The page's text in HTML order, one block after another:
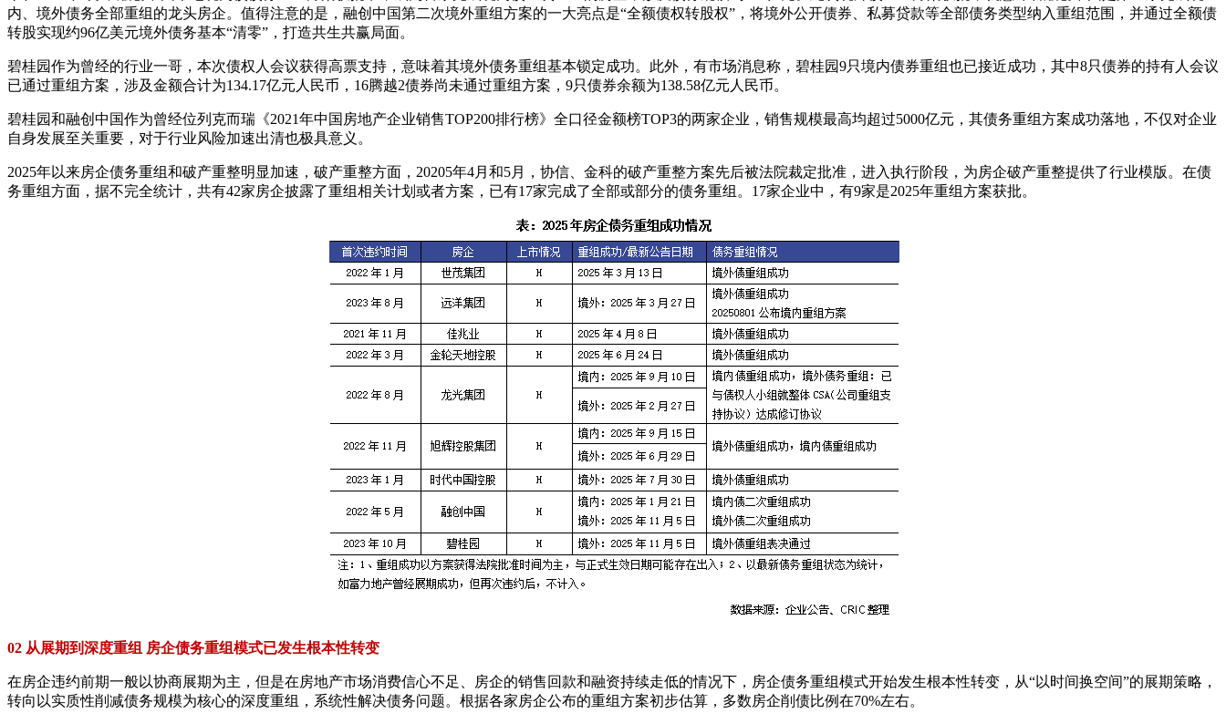
内、境外债务全部重组的龙头房企。值得注意的是，融创中国第二次境外重组方案的一大亮点是“全额债权转股权”，将境外公开债券、私募贷款等全部债务类型纳入重组范围，并通过全额债
转股实现约96亿美元境外债务基本“清零”，打造共生共赢局面。
碧桂园作为曾经的行业一哥，本次债权人会议获得高票支持，意味着其境外债务重组基本锁定成功。此外，有市场消息称，碧桂园9只境内债券重组也已接近成功，其中8只债券的持有人会议
已通过重组方案，涉及金额合计为134.17亿元人民币，16腾越2债券尚未通过重组方案，9只债券余额为138.58亿元人民币。
碧桂园和融创中国作为曾经位列克而瑞《2021年中国房地产企业销售TOP200排行榜》全口径金额榜TOP3的两家企业，销售规模最高均超过5000亿元，其债务重组方案成功落地，不仅对企业
自身发展至关重要，对于行业风险加速出清也极具意义。
2025年以来房企债务重组和破产重整明显加速，破产重整方面，20205年4月和5月，协信、金科的破产重整方案先后被法院裁定批准，进入执行阶段，为房企破产重整提供了行业模版。在债
务重组方面，据不完全统计，共有42家房企披露了重组相关计划或者方案，已有17家完成了全部或部分的债务重组。17家企业中，有9家是2025年重组方案获批。
02 从展期到深度重组 房企债务重组模式已发生根本性转变
在房企违约前期一般以协商展期为主，但是在房地产市场消费信心不足、房企的销售回款和融资持续走低的情况下，房企债务重组模式开始发生根本性转变，从“以时间换空间”的展期策略，
转向以实质性削减债务规模为核心的深度重组，系统性解决债务问题。根据各家房企公布的重组方案初步估算，多数房企削债比例在70%左右。